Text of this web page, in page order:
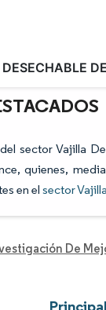
DEL
sector Vajilla
quienes,
en el sector
De